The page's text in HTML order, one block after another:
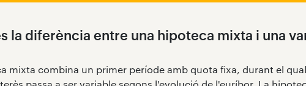
la diferència entre una hipoteca mixta i una
mixta combina un primer període amb quota fixa, durant el